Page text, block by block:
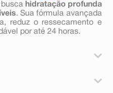
hidratação profunda
. Sua fórmula avançada
reduz o ressecamento e
por até 24 horas.
Em seguida, massageie